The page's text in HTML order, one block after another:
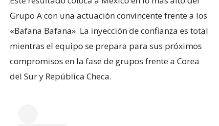
Grupo A con una actuación convincente frente a los
«Bafana Bafana». La inyección de confianza es total
mientras el equipo se prepara para sus próximos
compromisos en la fase de grupos frente a Corea
del Sur y República Checa.